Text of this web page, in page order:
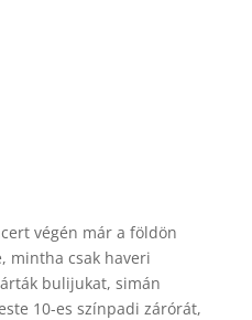
végén már a földön
mintha csak haveri
bulijukat, simán
10-es színpadi zárórát,